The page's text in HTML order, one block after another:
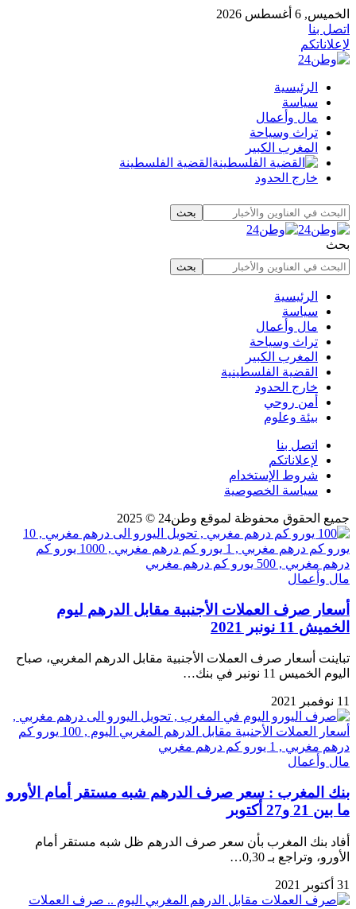
الخميس, 6 أغسطس 2026
اتصل بنا
لإعلاناتكم
الرئيسية
سياسة
مال وأعمال
تراث وسياحة
المغرب الكبير
القضية الفلسطينة
خارج الحدود
بحث
الرئيسية
سياسة
مال وأعمال
تراث وسياحة
المغرب الكبير
القضية الفلسطينية
خارج الحدود
أمن روحي
بيئة وعلوم
اتصل بنا
لإعلاناتكم
شروط الإستخدام
سياسة الخصوصية
جميع الحقوق محفوظة لموقع وطن24 © 2025
مال وأعمال
أسعار صرف العملات الأجنبية مقابل الدرهم ليوم
الخميش 11 نونبر 2021
تباينت أسعار صرف العملات الأجنبية مقابل الدرهم المغربي، صباح
اليوم الخميس 11 نونبر في بنك…
11 نوفمبر 2021
مال وأعمال
بنك المغرب : سعر صرف الدرهم شبه مستقر أمام الأورو
ما بين 21 و27 أكتوبر
أفاد بنك المغرب بأن سعر صرف الدرهم ظل شبه مستقر أمام
الأورو، وتراجع بـ 0,30…
31 أكتوبر 2021